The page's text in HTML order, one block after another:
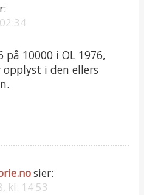
på 10000 i OL 1976,
i den ellers
sier:
kl. 14:53